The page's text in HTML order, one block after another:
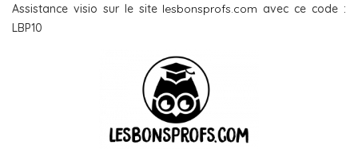
Assistance visio sur le site lesbonsprofs.com avec ce code :
LBP10